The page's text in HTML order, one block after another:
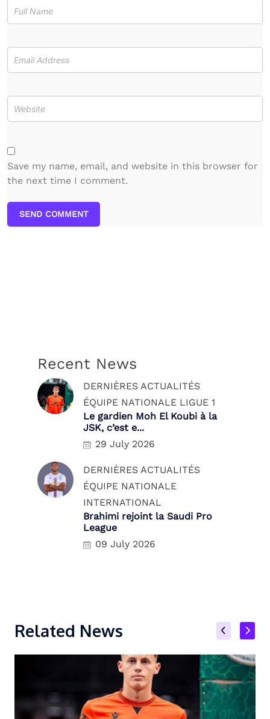
Save my name, email, and website in this browser for
the next time I comment.
SEND COMMENT
Recent News
DERNIÈRES ACTUALITÉS
ÉQUIPE NATIONALE LIGUE 1
Le gardien Moh El Koubi à la
JSK, c’est e...
29 July 2026
DERNIÈRES ACTUALITÉS
ÉQUIPE NATIONALE
INTERNATIONAL
Brahimi rejoint la Saudi Pro
League
09 July 2026
Related News